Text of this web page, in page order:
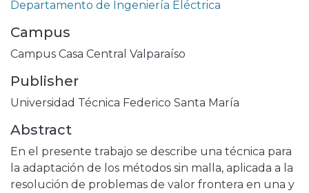
Departamento de Ingeniería Eléctrica
Campus
Campus Casa Central Valparaíso
Publisher
Universidad Técnica Federico Santa María
Abstract
En el presente trabajo se describe una técnica para
la adaptación de los métodos sin malla, aplicada a la
resolución de problemas de valor frontera en una y